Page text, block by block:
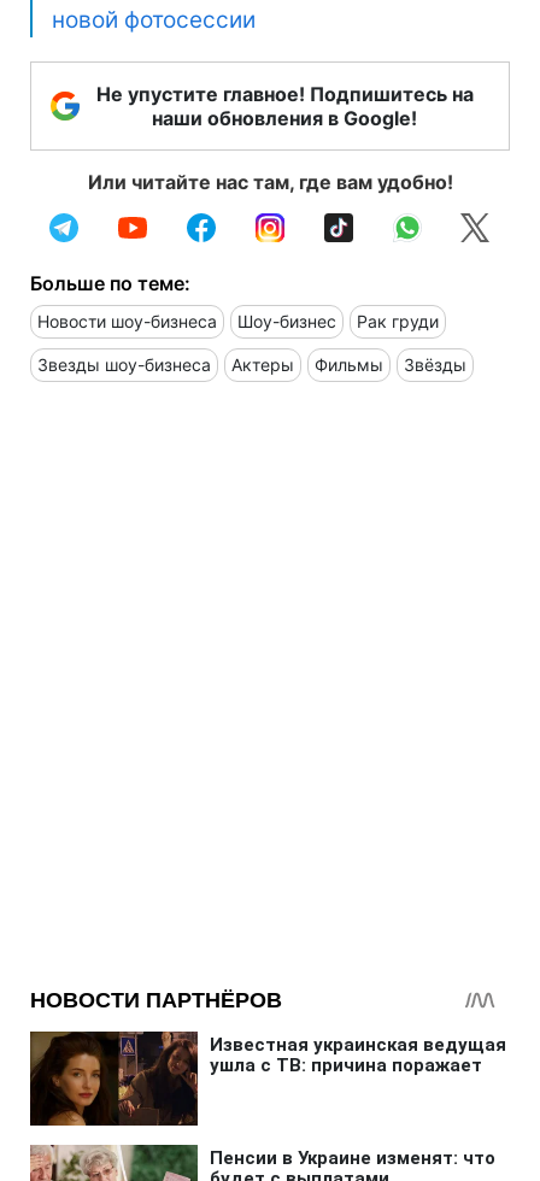
новой фотосессии
Не упустите главное! Подпишитесь на
наши обновления в Google!
Или читайте нас там, где вам удобно!
Больше по теме:
Новости шоу-бизнеса Шоу-бизнес Рак груди
Звезды шоу-бизнеса Актеры Фильмы Звёзды